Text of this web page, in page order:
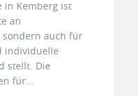
in Kemberg ist
an
sondern auch für
individuelle
stellt. Die
für...